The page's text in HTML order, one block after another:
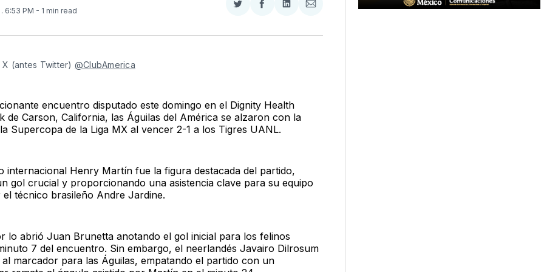
. 6:53 PM - 1 min read
Compartir
Twitter
Compartir
Facebook
Compartir
LinkedIn
Compartir
Email
X (antes Twitter) @ClubAmerica
encuentro disputado este domingo en el Dignity Health
de Carson, California, las Águilas del América se alzaron con la
Supercopa de la Liga MX al vencer 2-1 a los Tigres UANL.
internacional Henry Martín fue la figura destacada del partido,
gol crucial y proporcionando una asistencia clave para su equipo
el técnico brasileño Andre Jardine.
lo abrió Juan Brunetta anotando el gol inicial para los felinos
7 del encuentro. Sin embargo, el neerlandés Javairo Dilrosum
marcador para las Águilas, empatando el partido con un